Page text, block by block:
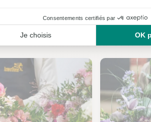
Nos fleuristes à